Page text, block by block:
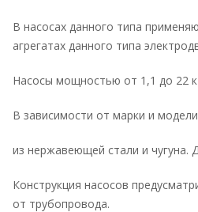
В насосах данного типа
агрегатах данного типа
Насосы мощностью от 1,1 до 22
В зависимости от марки и
из нержавеющей стали и
Конструкция насосов
от трубопровода.